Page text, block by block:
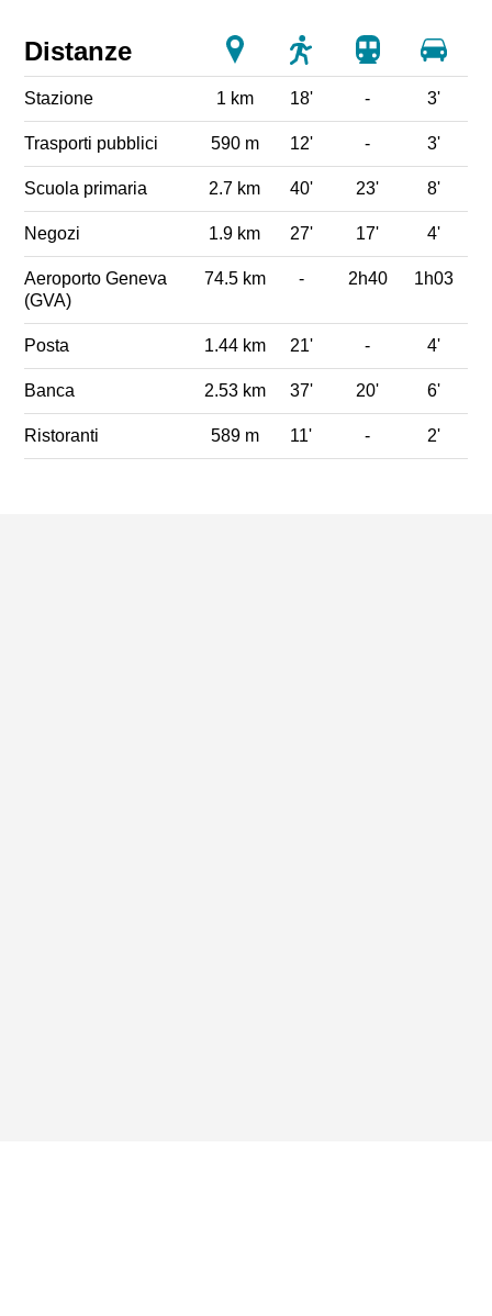
Distanze
Stazione 1 km 18' - 3'
Trasporti pubblici 590 m 12' - 3'
Scuola primaria 2.7 km 40' 23' 8'
Negozi 1.9 km 27' 17' 4'
Aeroporto Geneva
(GVA)
74.5 km - 2h40 1h03
Posta 1.44 km 21' - 4'
Banca 2.53 km 37' 20' 6'
Ristoranti 589 m 11' - 2'